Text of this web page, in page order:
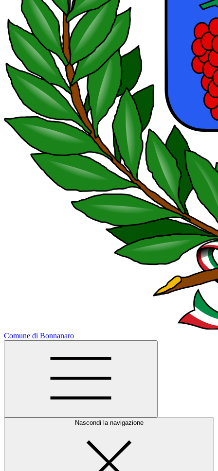
Comune di Bonnanaro
Nascondi la navigazione